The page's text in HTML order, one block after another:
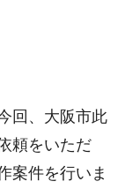
回、大阪市此
頼をいただ
案件を行いま